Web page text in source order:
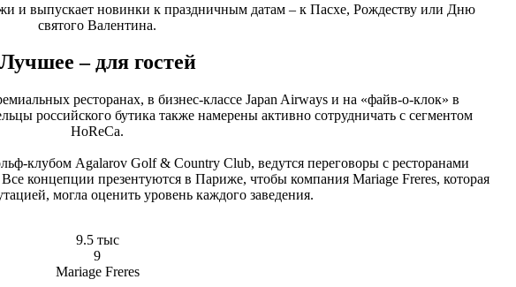
и выпускает новинки к праздничным датам – к Пасхе, Рождеству или Дню
святого Валентина.
Лучшее – для гостей
ресторанах, в бизнес-классе Japan Airways и на «файв-о-клок» в
российского бутика также намерены активно сотрудничать с сегментом
HoReCa.
клубом Agalarov Golf & Country Club, ведутся переговоры с ресторанами
концепции презентуются в Париже, чтобы компания Mariage Freres, которая
могла оценить уровень каждого заведения.
9.5 тыс
9
Mariage Freres